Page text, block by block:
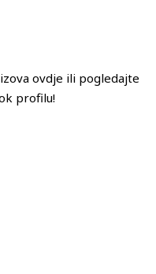
ovdje ili pogledajte
profilu!